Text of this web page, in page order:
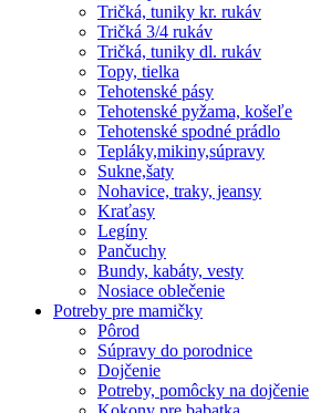
Tričká, tuniky kr. rukáv
Tričká 3/4 rukáv
Tričká, tuniky dl. rukáv
Topy, tielka
Tehotenské pásy
Tehotenské pyžama, košeľe
Tehotenské spodné prádlo
Tepláky,mikiny,súpravy
Sukne,šaty
Nohavice, traky, jeansy
Kraťasy
Legíny
Pančuchy
Bundy, kabáty, vesty
Nosiace oblečenie
Potreby pre mamičky
Pôrod
Súpravy do porodnice
Dojčenie
Potreby, pomôcky na dojčenie